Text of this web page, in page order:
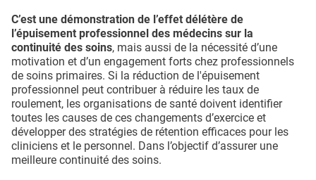
C’est une démonstration de l’effet délétère de
l’épuisement professionnel des médecins sur la
continuité des soins, mais aussi de la nécessité d’une
motivation et d’un engagement forts chez professionnels
de soins primaires. Si la réduction de l'épuisement
professionnel peut contribuer à réduire les taux de
roulement, les organisations de santé doivent identifier
toutes les causes de ces changements d’exercice et
développer des stratégies de rétention efficaces pour les
cliniciens et le personnel. Dans l’objectif d’assurer une
meilleure continuité des soins.